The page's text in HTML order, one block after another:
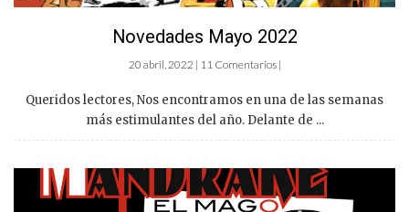
Novedades Mayo 2022
20 abril, 2022 | 11 Comentarios |
Queridos lectores, Nos encontramos en una de las semanas
más estimulantes del año. Delante de ...